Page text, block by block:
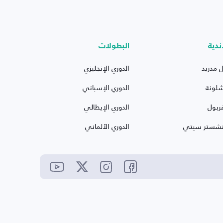
مدريد
سيتي
البطولات
الدوري الإنجليزي
الدوري الإسباني
الدوري الإيطالي
الدوري الألماني